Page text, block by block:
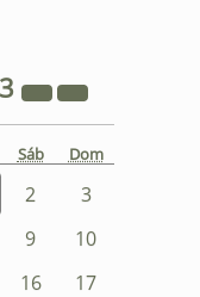
Sáb Dom
2
3
9
10
16
17